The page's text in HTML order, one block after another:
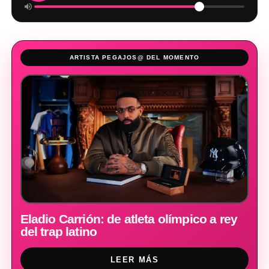
ARTISTA PEGAJOS@ DEL MOMENTO
Eladio Carrión: de atleta olímpico a rey
del trap latino
LEER MÁS